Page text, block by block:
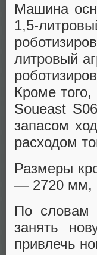
Машина
1,5-
литровый
Кроме того,
Soueast
запасом
расходом
Размеры
— 2720 мм,
По словам
занять
привлечь